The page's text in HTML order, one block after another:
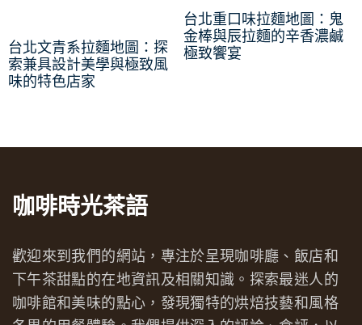
台北文青系拉麵地圖：探
索兼具設計美學與極致風
味的特色店家
台北重口味拉麵地圖：鬼
金棒與辰拉麵的辛香濃鹹
極致饗宴
咖啡時光茶語
歡迎來到我們的網站，專注於呈現咖啡廳、飯店和
下午茶甜點的在地資訊及相關知識。探索最迷人的
咖啡館和美味的點心，發現獨特的烘焙技藝和風格